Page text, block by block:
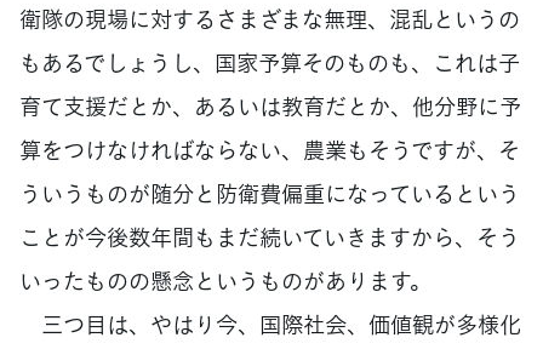
衛隊の現場に対するさまざまな無理、混乱というの
もあるでしょうし、国家予算そのものも、これは子
育て支援だとか、あるいは教育だとか、他分野に予
算をつけなければならない、農業もそうですが、そ
ういうものが随分と防衛費偏重になっているという
ことが今後数年間もまだ続いていきますから、そう
いったものの懸念というものがあります。
三つ目は、やはり今、国際社会、価値観が多様化